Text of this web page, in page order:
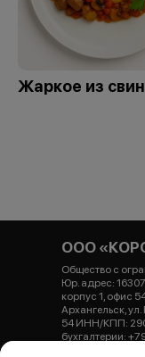
Жаркое из
ООО
Общество с
Юр. адрес:
корпус 1, офис
Архангельск,
54 ИНН/КПП:
бухгалтерии: